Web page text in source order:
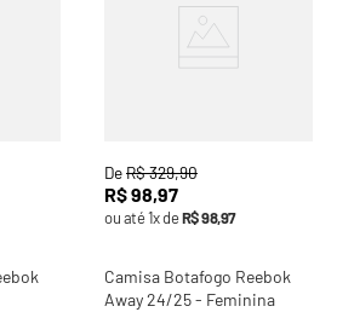
DeR$329,90
R$98,97
ou até1x deR$98,97
Camisa Botafogo Reebok
Away 24/25 - Feminina